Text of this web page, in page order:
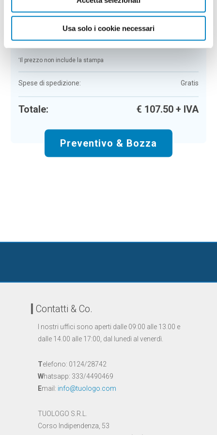
Usa solo i cookie necessari
Colore:beige Quantità:50
Tempi di consegna:10 gg lavorativi
€107,50+ IVA
* Il prezzo non include la stampa
Spese di spedizione: Gratis
Totale: € 107.50+ IVA
Preventivo & Bozza
Contatti & Co.
I nostri uffici sono aperti dalle 09:00 alle 13.00 e
dalle 14.00 alle 17:00, dal lunedì al venerdì.
Telefono: 0124/28742
Whatsapp: 333/4490469
Email: info@tuologo.com
TUOLOGO S.R.L.
Corso Indipendenza, 53